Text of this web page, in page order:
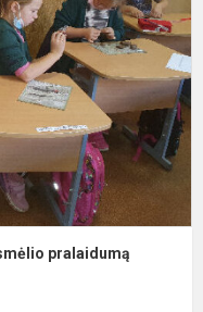
pralaidumą